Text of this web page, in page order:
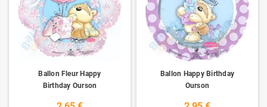
Ballon Fleur Happy
Birthday Ourson
Ballon Happy Birthday
Ourson